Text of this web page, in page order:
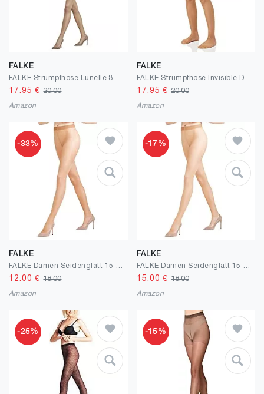
FALKE
17.95 €20.00
Amazon
FALKE
17.95 € 20.00
Amazon
-33%
FALKE
12.00 €18.00
Amazon
-17%
FALKE
15.00 € 18.00
Amazon
-25% -15%